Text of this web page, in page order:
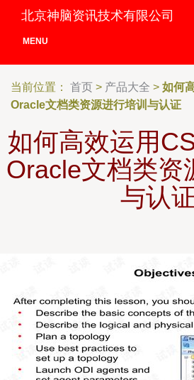
北京神脑资讯技术有限公司
MENU
当前位置： 首页 > 产品大全 > 如何
Oracle文档类资源进行培训与认证
如何高效运用
Oracle文档类资
与认